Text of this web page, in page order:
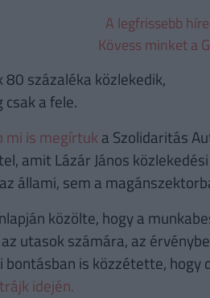
A legfrissebb
Kövess minket a
százaléka közlekedik,
a fele.
mi is megírtuk a Szolidaritás
amit Lázár János
állami, sem a
közölte, hogy a
utasok számára, az
bontásban is közzétette, hogy
idején.